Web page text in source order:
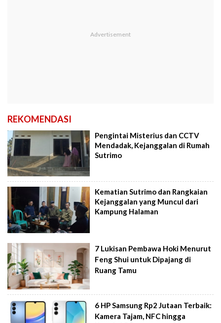
REKOMENDASI
Pengintai Misterius dan CCTV
Mendadak, Kejanggalan di Rumah
Sutrimo
Kematian Sutrimo dan Rangkaian
Kejanggalan yang Muncul dari
Kampung Halaman
7 Lukisan Pembawa Hoki Menurut
Feng Shui untuk Dipajang di
Ruang Tamu
6 HP Samsung Rp2 Jutaan Terbaik:
Kamera Tajam, NFC hingga